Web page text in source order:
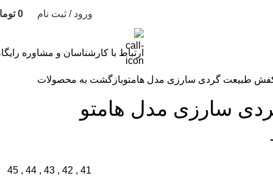
ورود / ثبت نام 0
ارتباط با کارشناسان و مشاوره
طبیعت گردی سارزی مدل هامتوبازگشت به محصولات
سارزی مدل هامتو
41
,
42
,
43
,
44
,
45